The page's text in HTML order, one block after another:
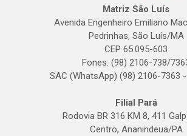
Matriz São Luís
Avenida Engenheiro Emiliano
Pedrinhas, São Luís/MA
CEP 65.095-603
Fones: (98) 2106-738/
SAC (WhatsApp) (98) 2106-7363
Filial Pará
Rodovia BR 316 KM 8, 411
Centro, Ananindeua/PA